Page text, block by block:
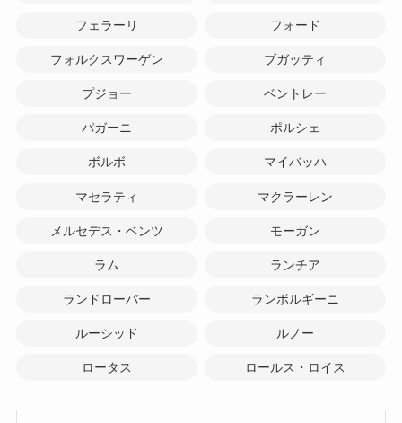
フェラーリ フォード
フォルクスワーゲン ブガッティ
プジョー ベントレー
パガーニ ポルシェ
ボルボ マイバッハ
マセラティ マクラーレン
メルセデス・ベンツ モーガン
ラム ランチア
ランドローバー ランボルギーニ
ルーシッド ルノー
ロータス ロールス・ロイス